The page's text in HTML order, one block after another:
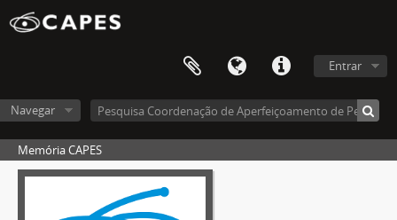
Entrar
Navegar
Memória CAPES